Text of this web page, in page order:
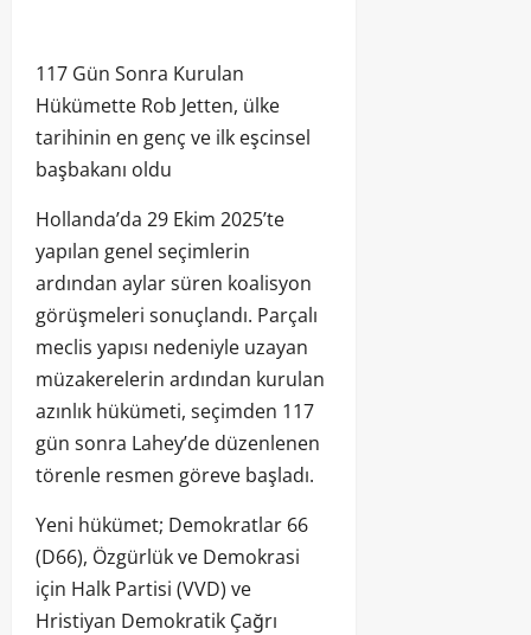
117 Gün Sonra Kurulan
Hükümette Rob Jetten, ülke
tarihinin en genç ve ilk eşcinsel
başbakanı oldu
Hollanda’da 29 Ekim 2025’te
yapılan genel seçimlerin
ardından aylar süren koalisyon
görüşmeleri sonuçlandı. Parçalı
meclis yapısı nedeniyle uzayan
müzakerelerin ardından kurulan
azınlık hükümeti, seçimden 117
gün sonra Lahey’de düzenlenen
törenle resmen göreve başladı.
Yeni hükümet; Demokratlar 66
(D66), Özgürlük ve Demokrasi
için Halk Partisi (VVD) ve
Hristiyan Demokratik Çağrı